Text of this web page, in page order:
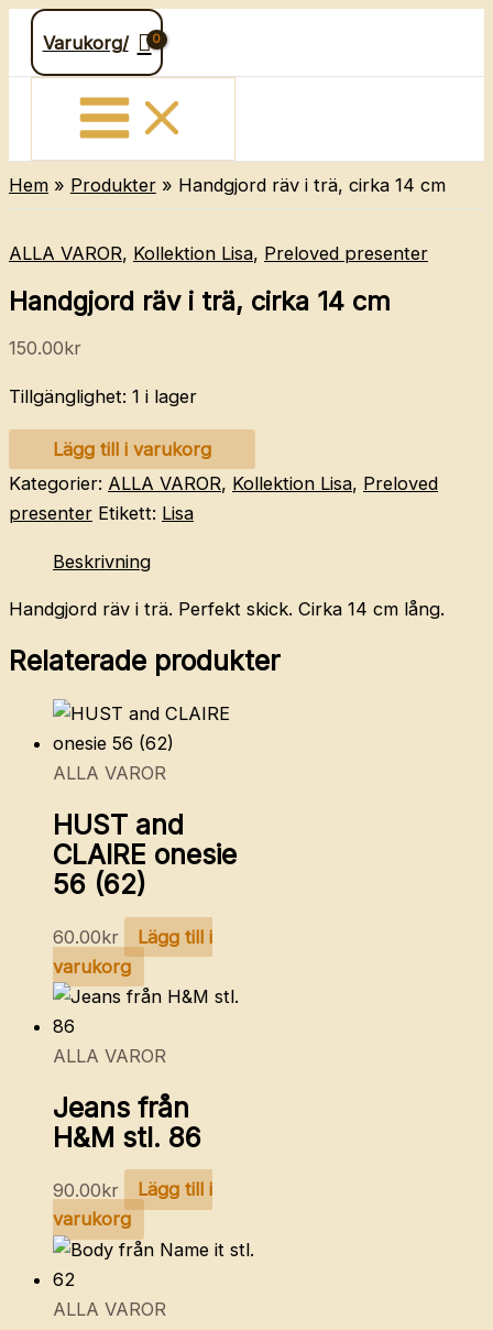
Hoppa
innehåll
Varukorg/
Hem Produkter Handgjord räv i trä, cirka 14 cm
ALLA VAROR, Kollektion Lisa, Preloved presenter
Handgjord räv i trä, cirka 14 cm
150.00kr
Tillgänglighet: 1 i lager
Handgjord
räv
cm
mängd
Lägg till i varukorg
Kategorier: ALLA VAROR, Kollektion Lisa, Preloved
presenter Etikett: Lisa
Beskrivning
Handgjord räv i trä. Perfekt skick. Cirka 14 cm lång.
Relaterade produkter
ALLA VAROR
HUST and
CLAIRE onesie
56 (62)
60.00kr
Lägg till i
varukorg
ALLA VAROR
Jeans från
H&M stl. 86
90.00kr
Lägg till i
varukorg
ALLA VAROR